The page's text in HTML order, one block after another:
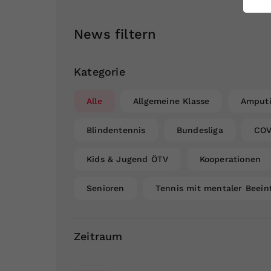
News filtern
Kategorie
Alle Allgemeine Klasse
Blindentennis Bundesliga
Kids & Jugend ÖTV Kooperationen
Senioren Tennis mit mentaler
Zeitraum